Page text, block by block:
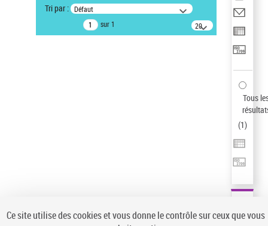
Type de notice d'autorité
Tri par : Défaut
sur 1
20
résultats/page
Tous
(1)
Ce site utilise des cookies et vous donne le contrôle sur ceux que vous